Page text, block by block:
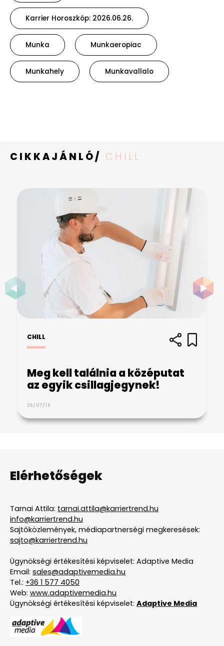
Karrier Horoszkóp: 2026.06.26.
Munka Munkaeropiac
Munkahely Munkavallalo
CIKKAJÁNLÓ/ CHILL
CHILL
Meg kell találnia a középutat
az egyik csillagjegynek!
26/07/16
Elérhetőségek
Tarnai Attila: tarnai.attila@karriertrend.hu
info@karriertrend.hu
Sajtóközlemények, médiapartnerségi megkeresések:
sajto@karriertrend.hu
Ügynökségi értékesítési képviselet: Adaptive Media
Email: sales@adaptivemedia.hu
Tel.: +36 1 577 4050
Web: www.adaptivemedia.hu
Ügynökségi értékesítési képviselet: Adaptive Media